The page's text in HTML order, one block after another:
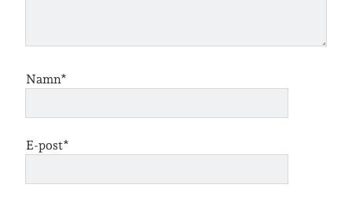
WordPress.org
Namn*
E-post*